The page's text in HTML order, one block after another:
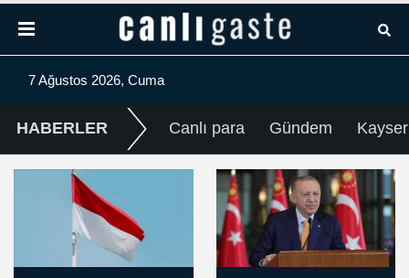
7 Ağustos 2026, Cuma
HABERLER Canlı para Gündem